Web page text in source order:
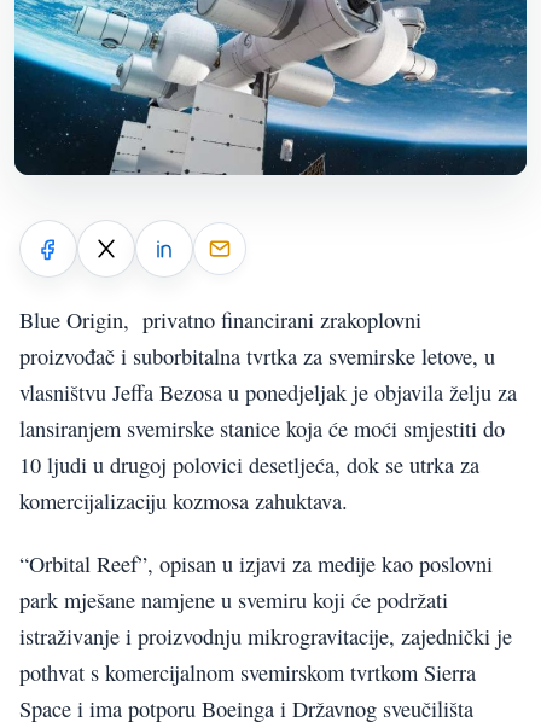
Blue Origin, privatno financirani zrakoplovni
proizvođač i suborbitalna tvrtka za svemirske letove, u
vlasništvu Jeffa Bezosa u ponedjeljak je objavila želju za
lansiranjem svemirske stanice koja će moći smjestiti do
10 ljudi u drugoj polovici desetljeća, dok se utrka za
komercijalizaciju kozmosa zahuktava.
“Orbital Reef”, opisan u izjavi za medije kao poslovni
park mješane namjene u svemiru koji će podržati
istraživanje i proizvodnju mikrogravitacije, zajednički je
pothvat s komercijalnom svemirskom tvrtkom Sierra
Space i ima potporu Boeinga i Državnog sveučilišta